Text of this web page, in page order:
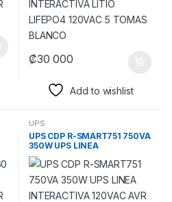
₡30 000
Add to wishlist
UPS
UPS CDP R-SMART751 750VA
350W UPS LINEA
INTERACTIVA 120VAC AVR
10 TOMAS NEGRO